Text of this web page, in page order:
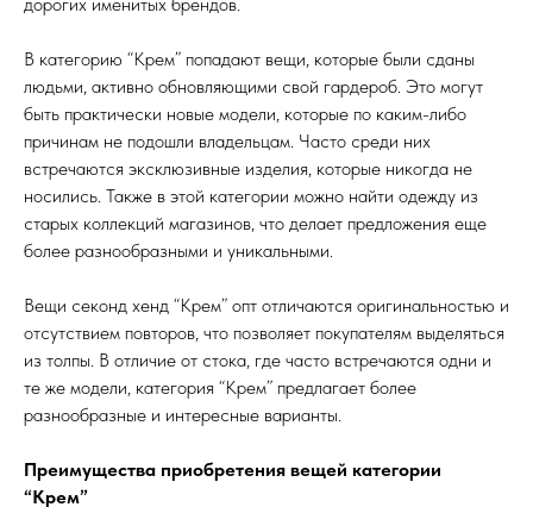
В категорию “Крем” попадают вещи, которые были сданы
людьми, активно обновляющими свой гардероб. Это могут
быть практически новые модели, которые по каким-либо
причинам не подошли владельцам. Часто среди них
встречаются эксклюзивные изделия, которые никогда не
носились. Также в этой категории можно найти одежду из
старых коллекций магазинов, что делает предложения еще
более разнообразными и уникальными.
Вещи секонд хенд “Крем” опт отличаются оригинальностью и
отсутствием повторов, что позволяет покупателям выделяться
из толпы. В отличие от стока, где часто встречаются одни и
те же модели, категория “Крем” предлагает более
разнообразные и интересные варианты.
Преимущества приобретения вещей категории
“Крем”